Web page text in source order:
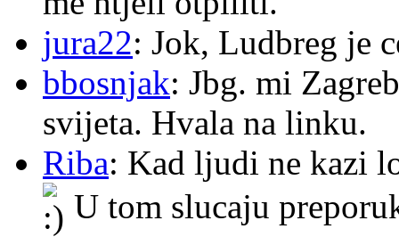
jura22: Jok, Ludbreg je
bbosnjak: Jbg. mi
svijeta. Hvala na linku.
Riba: Kad ljudi ne kazi
U tom slucaju